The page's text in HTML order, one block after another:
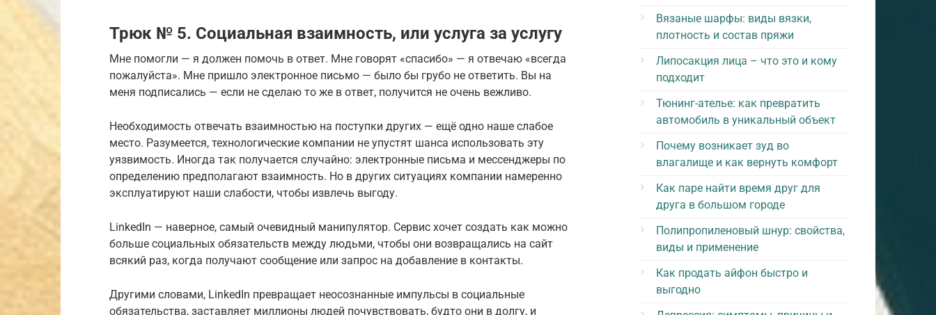
Трюк № 5. Социальная взаимность, или услуга за услугу
Мне помогли — я должен помочь в ответ. Мне говорят «спасибо» — я отвечаю «всегда
пожалуйста». Мне пришло электронное письмо — было бы грубо не ответить. Вы на
меня подписались — если не сделаю то же в ответ, получится не очень вежливо.
Необходимость отвечать взаимностью на поступки других — ещё одно наше слабое
место. Разумеется, технологические компании не упустят шанса использовать эту
уязвимость. Иногда так получается случайно: электронные письма и мессенджеры по
определению предполагают взаимность. Но в других ситуациях компании намеренно
эксплуатируют наши слабости, чтобы извлечь выгоду.
LinkedIn — наверное, самый очевидный манипулятор. Сервис хочет создать как можно
больше социальных обязательств между людьми, чтобы они возвращались на сайт
всякий раз, когда получают сообщение или запрос на добавление в контакты.
Другими словами, LinkedIn превращает неосознанные импульсы в социальные
обязательства, заставляет миллионы людей почувствовать, будто они в долгу, и
Вязаные шарфы: виды вязки,
плотность и состав пряжи
Липосакция лица – что это и кому
подходит
Тюнинг-ателье: как превратить
автомобиль в уникальный объект
Почему возникает зуд во
влагалище и как вернуть комфорт
Как паре найти время друг для
друга в большом городе
Полипропиленовый шнур: свойства,
виды и применение
Как продать айфон быстро и
выгодно